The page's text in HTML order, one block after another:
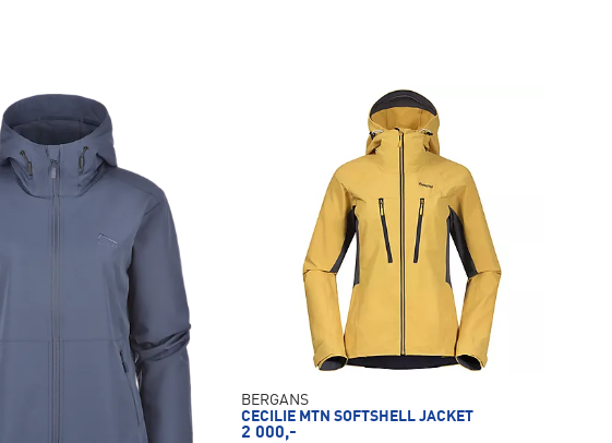
BERGANS
CECILIE MTN SOFTSHELL JACKET
2 000,-